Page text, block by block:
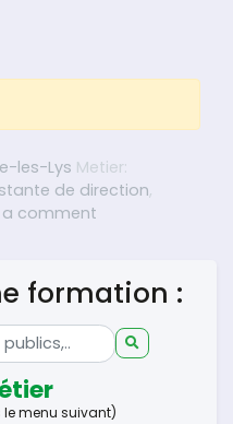
formation :
menu suivant)
les bases de la
les-Lys Metier:
de direction,
a comment